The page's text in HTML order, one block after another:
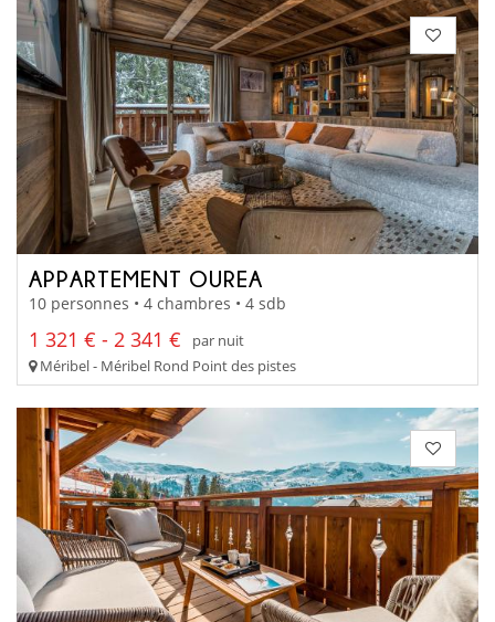
APPARTEMENT OUREA
10 personnes • 4 chambres • 4 sdb
1 321 € - 2 341 €
par nuit
Méribel - Méribel Rond Point des pistes